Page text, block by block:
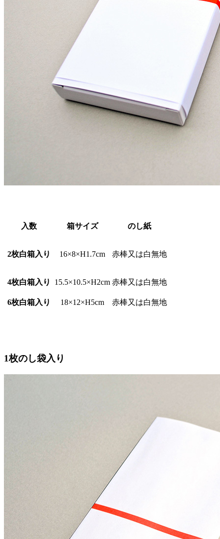
入数 箱サイズ のし紙
2枚白箱入り 16×8×H1.7cm 赤棒又は白無地
4枚白箱入り 15.5×10.5×H2cm 赤棒又は白無地
6枚白箱入り 18×12×H5cm 赤棒又は白無地
1枚のし袋入り